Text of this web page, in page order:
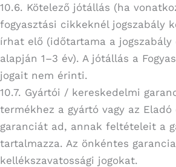
10.6. Kötelező jótállás (ha
fogyasztási cikkeknél jogszabály
írhat elő (időtartama a jogszabály
alapján 1–3 év). A jótállás a
jogait nem érinti.
10.7. Gyártói / kereskedelmi
termékhez a gyártó vagy az Eladó
garanciát ad, annak feltételeit a
tartalmazza. Az önkéntes
kellékszavatossági jogokat.